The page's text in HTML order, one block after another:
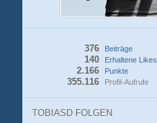
Beiträge
376
Erhaltene Likes
140
Punkte
2.166
Profil-Aufrufe
355.116
TOBIASD FOLGEN